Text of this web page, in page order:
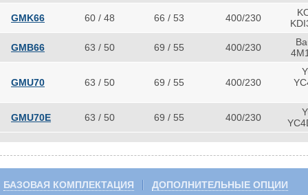
GMK66 60 / 48 66 / 53 400/230
GMB66 63 / 50 69 / 55 400/230
GMU70 63 / 50 69 / 55 400/230
GMU70E 63 / 50 69 / 55 400/230
БАЗОВАЯ КОМПЛЕКТАЦИЯ ДОПОЛНИТЕЛЬНЫЕ ОПЦИИ